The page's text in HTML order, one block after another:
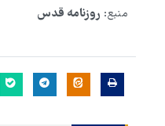
منبع: روزنامه قدس